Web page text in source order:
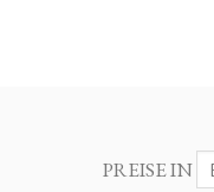
PREISE IN